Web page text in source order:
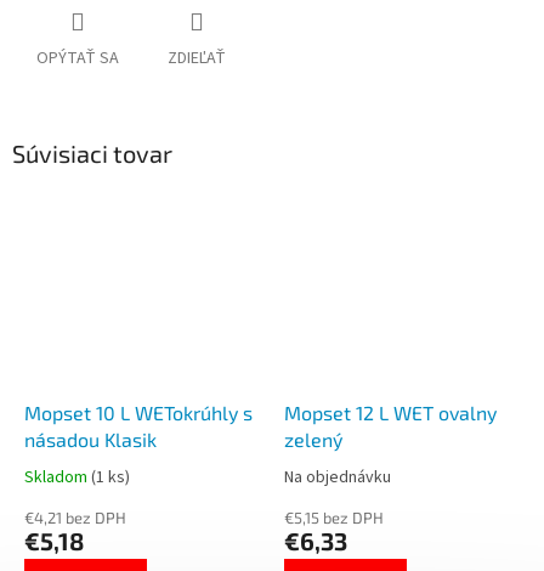
OPÝTAŤ SA ZDIEĽAŤ
Súvisiaci tovar
Mopset 10 L WETokrúhly s
násadou Klasik
Skladom (1 ks)
€4,21 bez DPH
€5,18
Mopset 12 L WET ovalny
zelený
Na objednávku
€5,15 bez DPH
€6,33